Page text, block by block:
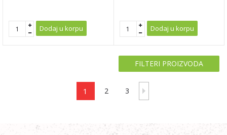
Dodaj u korpu Dodaj u korpu
FILTERI PROIZVODA
1 2 3